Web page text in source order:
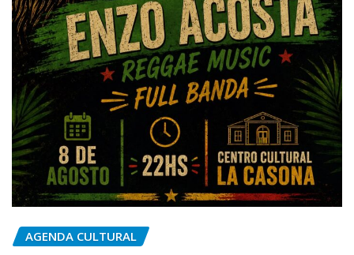
AGENDA CULTURAL